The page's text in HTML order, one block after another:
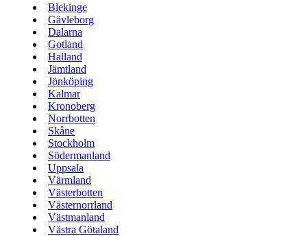
Blekinge
Gävleborg
Dalarna
Gotland
Halland
Jämtland
Jönköping
Kalmar
Kronoberg
Norrbotten
Skåne
Stockholm
Södermanland
Uppsala
Värmland
Västerbotten
Västernorrland
Västmanland
Västra Götaland